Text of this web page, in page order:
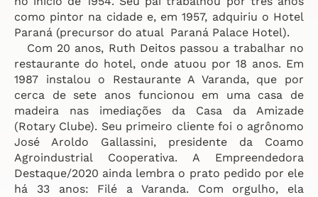
como pintor na cidade e, em 1957, adquiriu o Hotel
Paraná (precursor do atual Paraná Palace Hotel).
Com 20 anos, Ruth Deitos passou a trabalhar no
restaurante do hotel, onde atuou por 18 anos. Em
1987 instalou o Restaurante A Varanda, que por
cerca de sete anos funcionou em uma casa de
madeira nas imediações da Casa da Amizade
(Rotary Clube). Seu primeiro cliente foi o agrônomo
José Aroldo Gallassini, presidente da Coamo
Agroindustrial Cooperativa. A Empreendedora
Destaque/2020 ainda lembra o prato pedido por ele
há 33 anos: Filé a Varanda. Com orgulho, ela